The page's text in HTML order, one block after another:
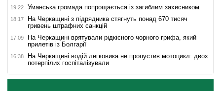
19:22 Уманська громада попрощається із загиблим захисником
18:17
На Черкащині з підрядника стягнуть понад 670 тисяч
гривень штрафних санкцій
17:09
На Черкащині врятували рідкісного чорного грифа, який
прилетів із Болгарії
16:38
На Черкащині водій легковика не пропустив мотоцикл: двох
потерпілих госпіталізували